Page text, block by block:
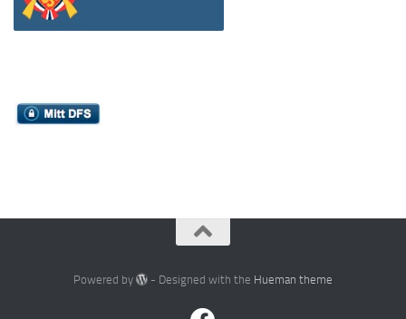
Powered by - Designed with the Hueman theme